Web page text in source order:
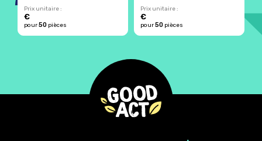
Prix unitaire :
€
pour50 pièces
Prix unitaire :
€
pour50 pièces